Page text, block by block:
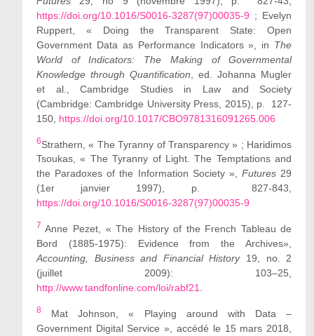
https://doi.org/10.1016/S0016-3287(97)00035-9 ; Evelyn
Ruppert, « Doing the Transparent State: Open
Government Data as Performance Indicators », in The
World of Indicators: The Making of Governmental
Knowledge through Quantification , ed. Johanna Mugler
et al., Cambridge Studies in Law and Society
(Cambridge: Cambridge University Press, 2015), p. 127-
150, https://doi.org/10.1017/CBO9781316091265.006
6Strathern, « The Tyranny of Transparency » ; Haridimos
Tsoukas, « The Tyranny of Light.The Temptations and
the Paradoxes of the Information Society »,Futures 29
(1er janvier 1997), p. 827-843,
https://doi.org/10.1016/S0016-3287(97)00035-9
7 Anne Pezet, « The History of the French Tableau de
Bord (1885-1975): Evidence from the Archives»,
Accounting, Business and Financial History19, no. 2
(juillet 2009): 103–25,
http://www.tandfonline.com/loi/rabf21
8Mat Johnson, « Playing around with Data –
Government Digital Service », accédé le 15 mars 2018,